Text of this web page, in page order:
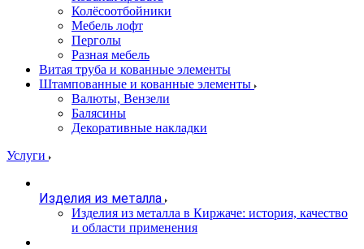
Колёсоотбойники
Мебель лофт
Перголы
Разная мебель
Витая труба и кованные элементы
Штампованные и кованные элементы
Валюты, Вензели
Балясины
Декоративные накладки
Услуги
Изделия из металла
Изделия из металла в Киржаче: история, качество
и области применения